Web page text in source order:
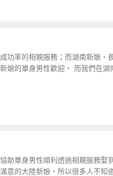
功率的相親服務；而湖南新娘，
娘的單身男性歡迎。 而我們在湖
助單身男性順利透過相親服務娶
意的大陸新娘，所以很多人不知